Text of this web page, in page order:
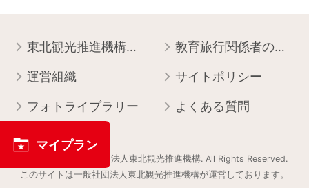
東北観光推進機構について 教育旅行関係者の皆様へ
運営組織 サイトポリシー
フォトライブラリー よくある質問
Copyright © 一般社団法人東北観光推進機構. All Rights Reserved.
このサイトは⼀般社団法⼈東北観光推進機構が運営しております。
マイプラン